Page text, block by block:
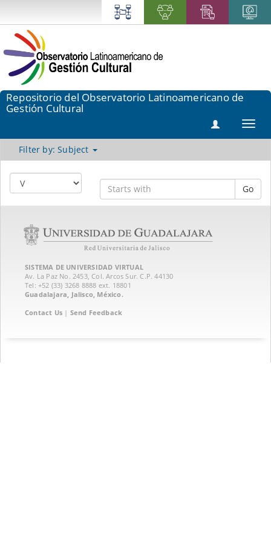
Repositorio del Observatorio Latinoamericano de
Gestión Cultural
Filter by: Subject
Go
SISTEMA DE UNIVERSIDAD VIRTUAL
Av. La Paz No. 2453, Col. Arcos Sur. C.P. 44130
Tel: +52 (33) 3268 8888‏ ext. 18801
Guadalajara, Jalisco, México.
Contact Us | Send Feedback